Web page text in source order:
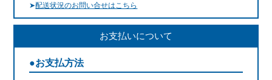
➤配送状況のお問い合せはこちら
お支払いについて
●お支払方法